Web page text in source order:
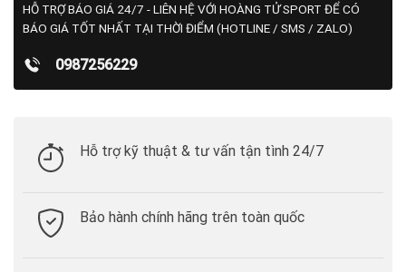
HỖ TRỢ BÁO GIÁ 24/7 - LIÊN HỆ VỚI HOÀNG TỬ SPORT ĐỂ CÓ
BÁO GIÁ TỐT NHẤT TẠI THỜI ĐIỂM (HOTLINE / SMS / ZALO)
0987256229
Hỗ trợ kỹ thuật & tư vấn tận tình 24/7
Bảo hành chính hãng trên toàn quốc